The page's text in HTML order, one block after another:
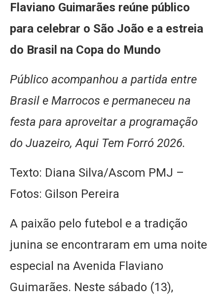
Flaviano Guimarães reúne público
para celebrar o São João e a estreia
do Brasil na Copa do Mundo
Público acompanhou a partida entre
Brasil e Marrocos e permaneceu na
festa para aproveitar a programação
do Juazeiro, Aqui Tem Forró 2026.
Texto: Diana Silva/Ascom PMJ –
Fotos: Gilson Pereira
A paixão pelo futebol e a tradição
junina se encontraram em uma noite
especial na Avenida Flaviano
Guimarães. Neste sábado (13),